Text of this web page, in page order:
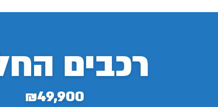
רכבים
₪49,900